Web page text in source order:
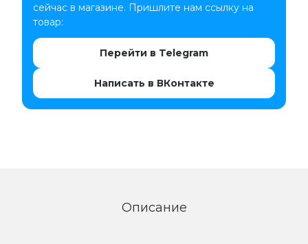
сейчас в магазине. Пришлите нам ссылку на
товар:
Перейти в Telegram
Написать в ВКонтакте
Описание